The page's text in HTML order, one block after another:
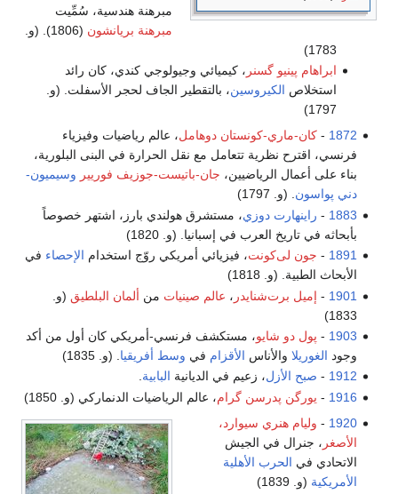
مبرهنة هندسية، سُمِّيت
(1806). (و.
، كيميائي وجيولوجي كندي، كان رائد
الكيروسين، بالتقطير الجاف لحجر الأسفلت. (و.
ماري-كونستان دوهامل ، عالم رياضيات وفيزياء
نظرية تتعامل مع نقل الحرارة في البنى البلورية،
الرياضيين،جان-باتيست-جوزيف فوريير وسيميون-
دوزي، مستشرق هولندي بارز، اشتهر خصوصاً
العرب في إسبانيا. (و. 1820)
لى‌كونت، فيزيائي أمريكي روّج استخدامالإحصاءفي
برت‌شنايدر، عالم صينياتمنألمان البلطيق(و.
شايو ، مستكشف فرنسي-أمريكي كان أول من أكد
والأناسالأقزامفيوسط أفريقيا . (و. 1835)
، زعيم في الديانية البابية.
پدرسن گرام ، عالم الرياضيات الدنماركي (و. 1850)
هنري سيوارد،
في الجيش
الحرب الأهلية